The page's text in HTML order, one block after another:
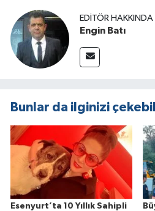
EDITÖR HAKKINDA
Engin Batı
Bunlar da ilginizi
Esenyurt’ta 10 Yıllık Sahipli